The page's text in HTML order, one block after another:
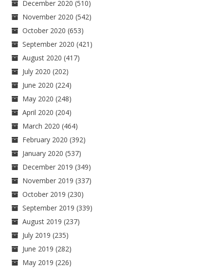
December 2020 (510)
November 2020 (542)
October 2020 (653)
September 2020 (421)
August 2020 (417)
July 2020 (202)
June 2020 (224)
May 2020 (248)
April 2020 (204)
March 2020 (464)
February 2020 (392)
January 2020 (537)
December 2019 (349)
November 2019 (337)
October 2019 (230)
September 2019 (339)
August 2019 (237)
July 2019 (235)
June 2019 (282)
May 2019 (226)